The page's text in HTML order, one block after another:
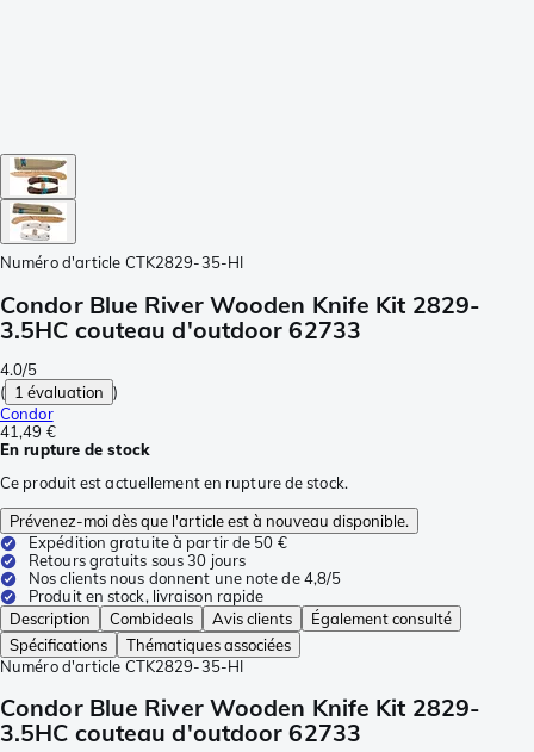
Numéro d'article CTK2829-35-HI
Condor Blue River Wooden Knife Kit 2829-
3.5HC couteau d'outdoor 62733
4.0/5
( 1 évaluation )
Condor
41,49 €
En rupture de stock
Ce produit est actuellement en rupture de stock.
Prévenez-moi dès que l'article est à nouveau disponible.
Expédition gratuite à partir de 50 €
Retours gratuits sous 30 jours
Nos clients nous donnent une note de 4,8/5
Produit en stock, livraison rapide
Description
Combideals Avis clients
Également consulté
Spécifications
Thématiques associées
Numéro d'article CTK2829-35-HI
Condor Blue River Wooden Knife Kit 2829-
3.5HC couteau d'outdoor 62733